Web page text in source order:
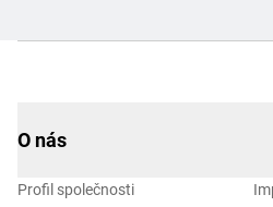
O nás
Profil společnosti